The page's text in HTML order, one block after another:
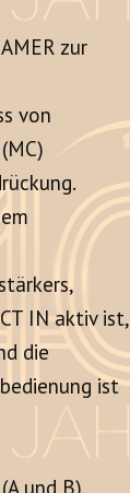
zur
von
IN aktiv ist,
die
ist
und B).